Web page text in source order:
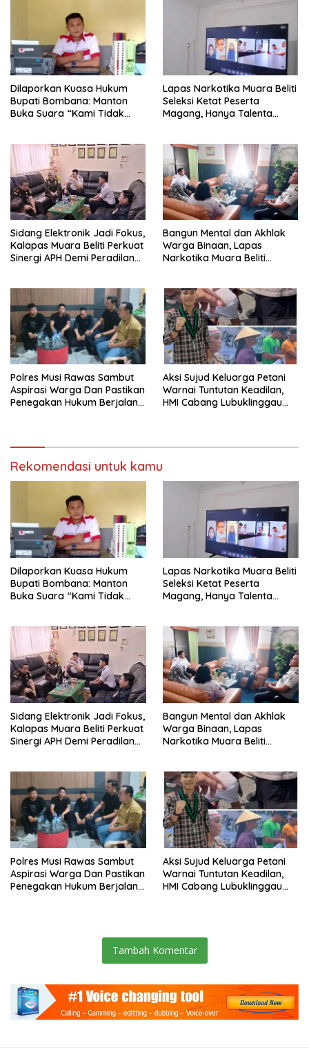
Dilaporkan Kuasa Hukum
Bupati Bombana: Manton
Buka Suara “Kami Tidak
Lapas Narkotika Muara Beliti
Seleksi Ketat Peserta
Magang, Hanya Talenta
Sidang Elektronik Jadi Fokus,
Kalapas Muara Beliti Perkuat
Sinergi APH Demi Peradilan
Bangun Mental dan Akhlak
Warga Binaan, Lapas
Narkotika Muara Beliti
Polres Musi Rawas Sambut
Aspirasi Warga Dan Pastikan
Penegakan Hukum Berjalan
Aksi Sujud Keluarga Petani
Warnai Tuntutan Keadilan,
HMI Cabang Lubuklinggau
Rekomendasi untuk kamu
Dilaporkan Kuasa Hukum
Bupati Bombana: Manton
Buka Suara “Kami Tidak
Lapas Narkotika Muara Beliti
Seleksi Ketat Peserta
Magang, Hanya Talenta
Sidang Elektronik Jadi Fokus,
Kalapas Muara Beliti Perkuat
Sinergi APH Demi Peradilan
Bangun Mental dan Akhlak
Warga Binaan, Lapas
Narkotika Muara Beliti
Polres Musi Rawas Sambut
Aspirasi Warga Dan Pastikan
Penegakan Hukum Berjalan
Aksi Sujud Keluarga Petani
Warnai Tuntutan Keadilan,
HMI Cabang Lubuklinggau
Tambah Komentar